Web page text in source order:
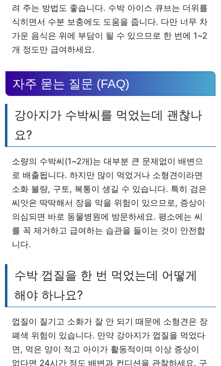
려 주는 방법도 좋습니다. 수박 아이스 큐브는 더위를
식히면서 수분 보충에도 도움을 줍니다. 다만 너무 차
가운 음식은 위에 부담이 될 수 있으므로 한 번에 1~2
개 정도만 급여하세요.
자주 묻는 질문 (FAQ)
강아지가 수박씨를 먹었는데 괜찮나
요?
소량의 수박씨(1~2개)는 대부분 큰 문제없이 배변으
로 배출됩니다. 하지만 많이 먹었거나 소형견이라면
소화 불량, 구토, 복통이 생길 수 있습니다. 특히 검은
씨앗은 딱딱해서 장을 막을 위험이 있으므로, 증상이
의심되면 바로 동물병원에 방문하세요. 평소에는 씨
를 꼭 제거하고 급여하는 습관을 들이는 것이 안전합
니다.
수박 껍질을 한 번 먹었는데 어떻게
해야 하나요?
껍질이 질기고 소화가 잘 안 되기 때문에 소형견은 장
폐색 위험이 있습니다. 만약 강아지가 껍질을 먹었다
면, 먹은 양이 적고 아이가 활동적이며 이상 증상이
없다면 24시간 정도 배변과 컨디션을 관찰하세요. 구